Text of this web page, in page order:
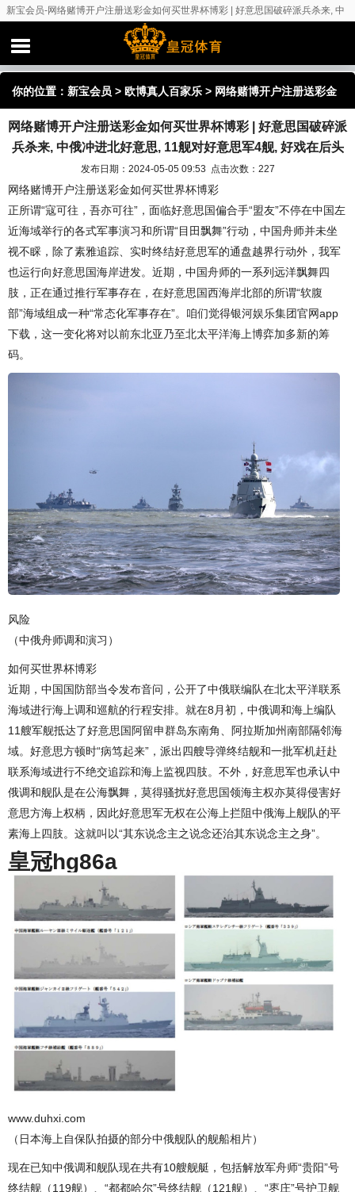
新宝会员-网络赌博开户注册送彩金如何买世界杯博彩 | 好意思国破碎派兵杀来, 中
俄冲进北好意思, 11舰对好意思军4舰, 好戏在后头
你的位置： 新宝会员 > 欧博真人百家乐 > 网络赌博开户注册送彩金
如何买世界杯博彩 | 好意思国破碎派兵杀来, 中俄冲进北好意思, 11
舰对好意思军4舰, 好戏在后头
网络赌博开户注册送彩金如何买世界杯博彩 | 好意思国破碎派
兵杀来, 中俄冲进北好意思, 11舰对好意思军4舰, 好戏在后头
发布日期：2024-05-05 09:53 点击次数：227
网络赌博开户注册送彩金如何买世界杯博彩
正所谓“寇可往，吾亦可往”，面临好意思国偏合手“盟友”不停在中国左
近海域举行的各式军事演习和所谓“目田飘舞”行动，中国舟师并未坐
视不睬，除了素雅追踪、实时终结好意思军的通盘越界行动外，我军
也运行向好意思国海岸进发。近期，中国舟师的一系列远洋飘舞四
肢，正在通过推行军事存在，在好意思国西海岸北部的所谓“软腹
部”海域组成一种“常态化军事存在”。咱们觉得银河娱乐集团官网app
下载，这一变化将对以前东北亚乃至北太平洋海上博弈加多新的筹
码。
风险
（中俄舟师调和演习）
如何买世界杯博彩
近期，中国国防部当令发布音问，公开了中俄联编队在北太平洋联系
海域进行海上调和巡航的行程安排。就在8月初，中俄调和海上编队
11艘军舰抵达了好意思国阿留申群岛东南角、阿拉斯加州南部隔邻海
域。好意思方顿时“病笃起来”，派出四艘导弹终结舰和一批军机赶赴
联系海域进行不绝交追踪和海上监视四肢。不外，好意思军也承认中
俄调和舰队是在公海飘舞，莫得骚扰好意思国领海主权亦莫得侵害好
意思方海上权柄，因此好意思军无权在公海上拦阻中俄海上舰队的平
素海上四肢。这就叫以“其东说念主之说念还治其东说念主之身”。
皇冠hg86a
www.duhxi.com
（日本海上自保队拍摄的部分中俄舰队的舰船相片）
现在已知中俄调和舰队现在共有10艘舰艇，包括解放军舟师“贵阳”号
终结舰（119舰）、“都都哈尔”号终结舰（121舰）、“枣庄”号护卫舰